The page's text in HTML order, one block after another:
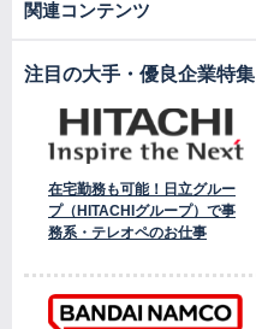
関連コンテンツ
注目の大手・優良企業特集
在宅勤務も可能！日立グルー
プ（HITACHIグループ）で事
務系・テレオペのお仕事